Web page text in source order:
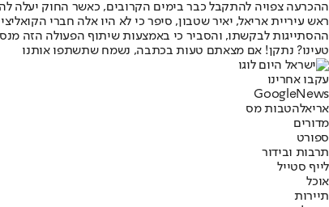
ההכרעה צפויה להתקבל כבר בימים הקרובים, כאשר החוק יעלה
ראש עיריית אריאל, יאיר שטבון, סיפר כי לא היו אלה חברי
ההסתייגות לבקשתו, והסביר כי באמצעות שיתוף הפעולה הזה
טעינו? נתקן! אם מצאתם טעות בכתבה, נשמח שתשתפו אותנו
עקבו אחרינו
Googl eNews
אריאלהטבות מס
מדורים
ספורט
תרבות ובידור
לייף סטייל
אוכל
תיירות